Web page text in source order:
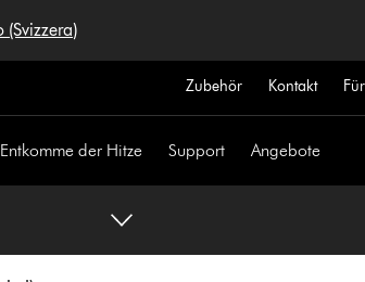
(Svizzera)
Zubehör Kontakt
Entkomme der Hitze Support Angebote